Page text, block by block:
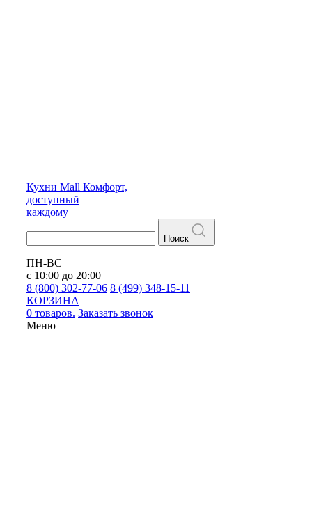
Кухни Mall Комфорт,
доступный
каждому
Поиск
ПН-ВС
с 10:00 до 20:00
8 (800) 302-77-06 8 (499) 348-15-11
КОРЗИНА
0 товаров. Заказать звонок
Меню